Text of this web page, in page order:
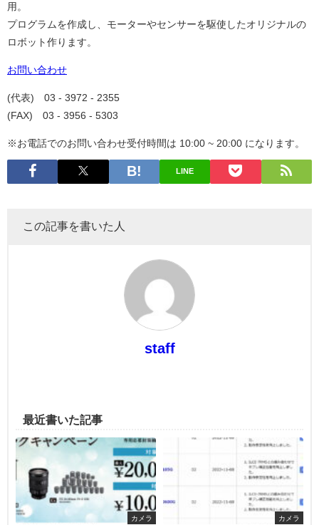
用。
プログラムを作成し、モーターやセンサーを駆使したオリジナルの
ロボット作ります。
お問い合わせ
(代表) 03 - 3972 - 2355
(FAX) 03 - 3956 - 5303
※お電話でのお問い合わせ受付時間は 10:00 ~ 20:00 になります。
LINE
この記事を書いた人
staff
最近書いた記事
カメラ カメラ